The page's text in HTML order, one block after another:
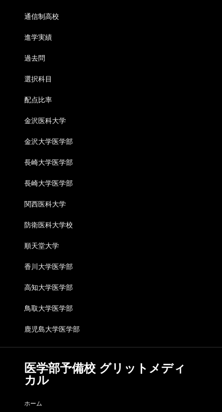
通信制高校
進学実績
過去問
選択科目
配点比率
金沢医科大学
金沢大学医学部
長崎大学医学部
長崎大学医学部
関西医科大学
防衛医科大学校
順天堂大学
香川大学医学部
高知大学医学部
鳥取大学医学部
鹿児島大学医学部
医学部予備校 グリットメディ
カル
ホーム